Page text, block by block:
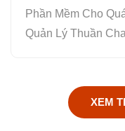
Phần Mềm Cho
Quản Lý Thuần
XEM